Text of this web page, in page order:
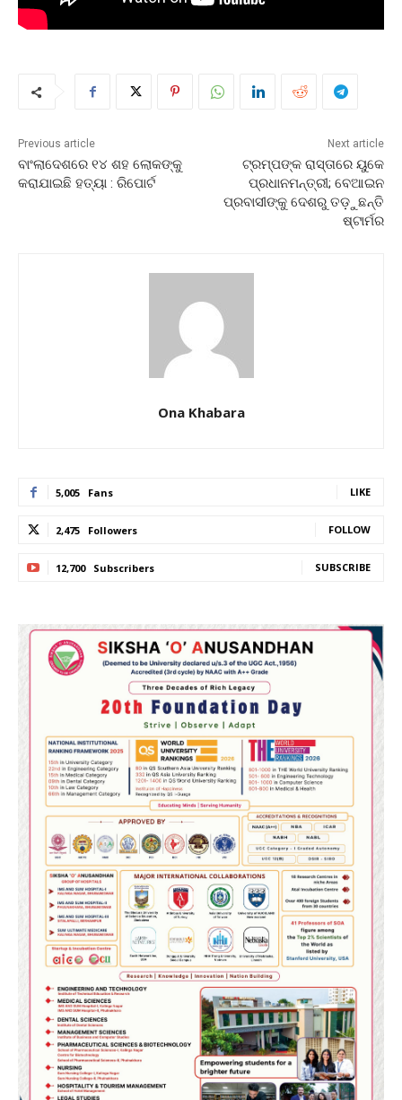
Previous article
ବାଂଲାଦେଶରେ ୧୪ ଶହ ଲୋକଙ୍କୁ
କରାଯାଇଛି ହତ୍ୟା : ରିପୋର୍ଟ
Next article
ଟ୍ରମ୍ପଙ୍କ ରାସ୍ତାରେ ୟୁକେ
ପ୍ରଧାନମନ୍ତ୍ରୀ; ବେଆଇନ
ପ୍ରବାସୀଙ୍କୁ ଦେଶରୁ ତଡ଼ୁଛନ୍ତି
ଷ୍ଟାର୍ମର
Ona Khabara
5,005 Fans LIKE
2,475 Followers FOLLOW
12,700 Subscribers SUBSCRIBE